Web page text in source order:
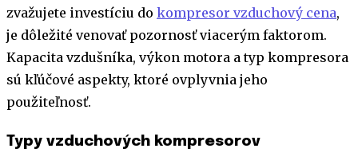
zvažujete investíciu do kompresor vzduchový cena,
je dôležité venovať pozornosť viacerým faktorom.
Kapacita vzdušníka, výkon motora a typ kompresora
sú kľúčové aspekty, ktoré ovplyvnia jeho
použiteľnosť.
Typy vzduchových kompresorov